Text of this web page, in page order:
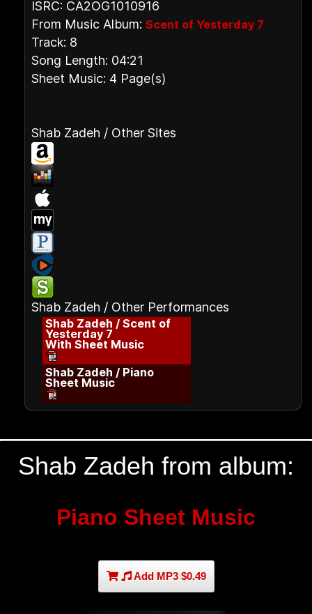
ISRC: CA2OG1010916
From Music Album: Scent of Yesterday 7
Track: 8
Song Length: 04:21
Sheet Music: 4 Page(s)
Shab Zadeh / Other Sites
Shab Zadeh / Other Performances
Shab Zadeh / Scent of
Yesterday 7
With Sheet Music
Shab Zadeh / Piano
Sheet Music
Shab Zadeh from album:
Piano Sheet Music
Add MP3 $0.49